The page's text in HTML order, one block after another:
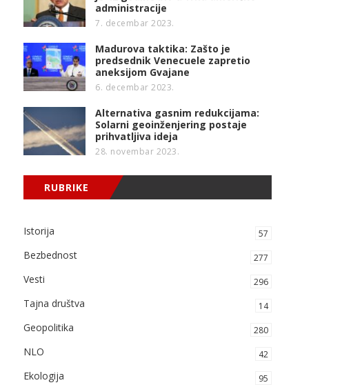
administracije
7. decembar 2023.
Madurova taktika: Zašto je
predsednik Venecuele zapretio
aneksijom Gvajane
6. decembar 2023.
Alternativa gasnim redukcijama:
Solarni geoinženjering postaje
prihvatljiva ideja
28. novembar 2023.
RUBRIKE
Istorija 57
Bezbednost 277
Vesti 296
Tajna društva 14
Geopolitika 280
NLO 42
Ekologija 95